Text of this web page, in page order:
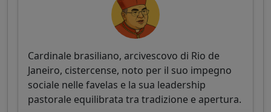
Cardinale brasiliano, arcivescovo di Rio de
Janeiro, cistercense, noto per il suo impegno
sociale nelle favelas e la sua leadership
pastorale equilibrata tra tradizione e apertura.